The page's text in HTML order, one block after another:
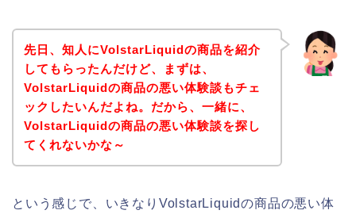
先日、知人にVolstarLiquidの商品を紹介
してもらったんだけど、まずは、
VolstarLiquidの商品の悪い体験談もチェ
ックしたいんだよね。だから、一緒に、
VolstarLiquidの商品の悪い体験談を探し
てくれないかな～
という感じで、いきなりVolstarLiquidの商品の悪い体